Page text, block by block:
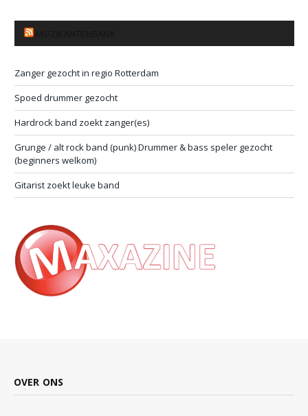
Zanger gezocht in regio Rotterdam
Spoed drummer gezocht
Hardrock band zoekt zanger(es)
Grunge / alt rock band (punk) Drummer & bass speler gezocht
(beginners welkom)
Gitarist zoekt leuke band
OVER ONS